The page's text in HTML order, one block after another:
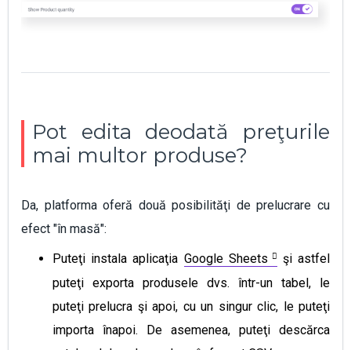
Pot edita deodată preţurile
mai multor produse?
Da, platforma oferă două posibilităţi de prelucrare cu
efect "în masă":
Puteţi instala aplicaţia Google Sheets
şi astfel
puteţi exporta produsele dvs. într-un tabel, le
puteţi prelucra şi apoi, cu un singur clic, le puteţi
importa înapoi. De asemenea, puteţi descărca